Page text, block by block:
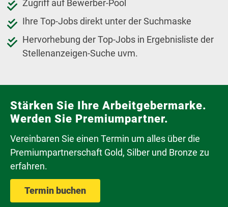
Zugriff auf Bewerber-Pool
Ihre Top-Jobs direkt unter der Suchmaske
Hervorhebung der Top-Jobs in Ergebnisliste der
Stellenanzeigen-Suche uvm.
Stärken Sie Ihre Arbeitgebermarke.
Werden Sie Premiumpartner.
Vereinbaren Sie einen Termin um alles über die
Premiumpartnerschaft Gold, Silber und Bronze zu
erfahren.
Termin buchen